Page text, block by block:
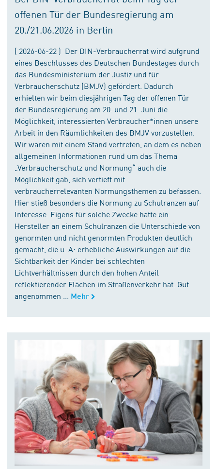
offenen Tür der Bundesregierung am
20./21.06.2026 in Berlin
( 2026-06-22 ) Der DIN-Verbraucherrat wird aufgrund
eines Beschlusses des Deutschen Bundestages durch
das Bundesministerium der Justiz und für
Verbraucherschutz (BMJV) gefördert. Dadurch
erhielten wir beim diesjährigen Tag der offenen Tür
der Bundesregierung am 20. und 21. Juni die
Möglichkeit, interessierten Verbraucher*innen unsere
Arbeit in den Räumlichkeiten des BMJV vorzustellen.
Wir waren mit einem Stand vertreten, an dem es neben
allgemeinen Informationen rund um das Thema
„Verbraucherschutz und Normung“ auch die
Möglichkeit gab, sich vertieft mit
verbraucherrelevanten Normungsthemen zu befassen.
Hier stieß besonders die Normung zu Schulranzen auf
Interesse. Eigens für solche Zwecke hatte ein
Hersteller an einem Schulranzen die Unterschiede von
genormten und nicht genormten Produkten deutlich
gemacht, die u. A: erhebliche Auswirkungen auf die
Sichtbarkeit der Kinder bei schlechten
Lichtverhältnissen durch den hohen Anteil
reflektierender Flächen im Straßenverkehr hat. Gut
angenommen ...
Mehr